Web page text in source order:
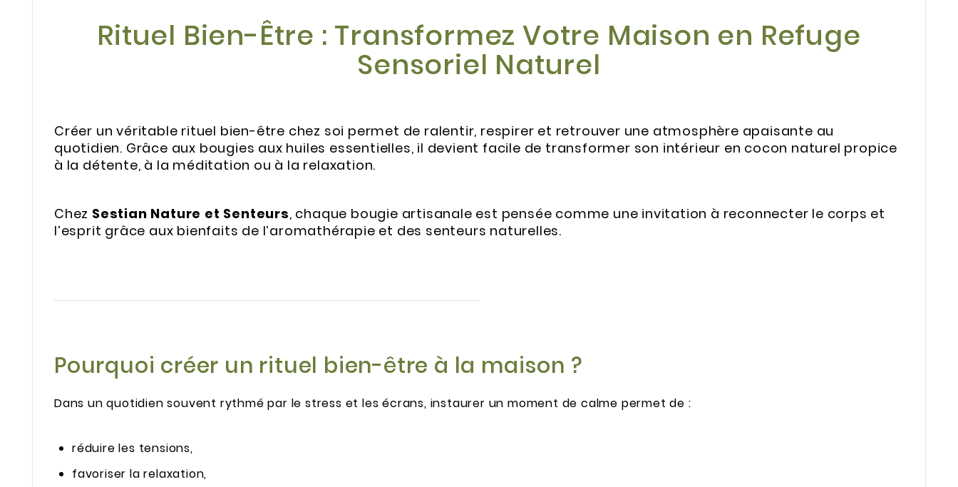
Rituel Bien-Être : Transformez Votre Maison en Refuge
Sensoriel Naturel
Créer un véritable rituel bien-être chez soi permet de ralentir, respirer et retrouver une atmosphère apaisante au
quotidien. Grâce aux bougies aux huiles essentielles, il devient facile de transformer son intérieur en cocon naturel propice
à la détente, à la méditation ou à la relaxation.
Chez Sestian Nature et Senteurs, chaque bougie artisanale est pensée comme une invitation à reconnecter le corps et
l’esprit grâce aux bienfaits de l’aromathérapie et des senteurs naturelles.
Pourquoi créer un rituel bien-être à la maison ?
Dans un quotidien souvent rythmé par le stress et les écrans, instaurer un moment de calme permet de :
réduire les tensions,
favoriser la relaxation,